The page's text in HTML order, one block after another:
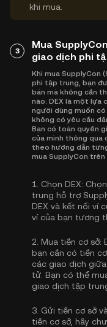
khi mua.
3
Mua
giao dịch phi
Khi mua SupplyCon
phi tập trung, bạn
bán mà không cần
nào. DEX là một lựa
người dùng muốn
không có yêu cầu
Bạn có toàn quyền
của mình thông qua
theo hướng dẫn
mua SupplyCon trên
1. Chọn DEX:
trung hỗ trợ
DEX và kết nối ví
ví của bạn tương
2. Mua tiền cơ sở:
bạn cần có tiền
các giao dịch
tử. Bạn có thể
giao dịch tập
3. Gửi tiền cơ sở
tiền cơ sở, hãy